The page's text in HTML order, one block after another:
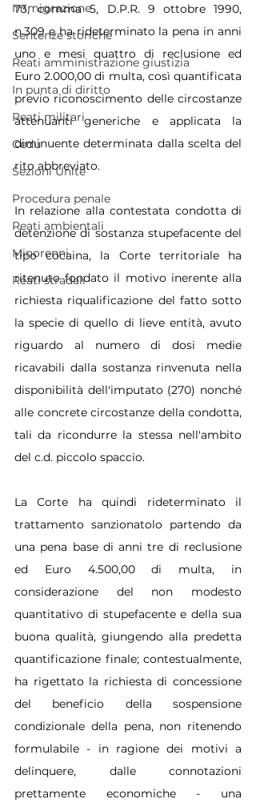
Immigrazione
Sentenze storiche
Reati amministrazione giustizia
In punta di diritto
Reati militari
Cedu
Sezioni Unite
Procedura penale
Reati ambientali
Minorenni
Reati stradali
73, comma 5, D.P.R. 9 ottobre 1990,
n.309 e ha rideterminato la pena in anni
uno e mesi quattro di reclusione ed
Euro 2.000,00 di multa, così quantificata
previo riconoscimento delle circostanze
attenuanti generiche e applicata la
diminuente determinata dalla scelta del
rito abbreviato.
In relazione alla contestata condotta di
detenzione di sostanza stupefacente del
tipo cocaina, la Corte territoriale ha
ritenuto fondato il motivo inerente alla
richiesta riqualificazione del fatto sotto
la specie di quello di lieve entità, avuto
riguardo al numero di dosi medie
ricavabili dalla sostanza rinvenuta nella
disponibilità dell'imputato (270) nonché
alle concrete circostanze della condotta,
tali da ricondurre la stessa nell'ambito
del c.d. piccolo spaccio.
La Corte ha quindi rideterminato il
trattamento sanzionatolo partendo da
una pena base di anni tre di reclusione
ed Euro 4.500,00 di multa, in
considerazione del non modesto
quantitativo di stupefacente e della sua
buona qualità, giungendo alla predetta
quantificazione finale; contestualmente,
ha rigettato la richiesta di concessione
del beneficio della sospensione
condizionale della pena, non ritenendo
formulabile - in ragione dei motivi a
delinquere, dalle connotazioni
prettamente economiche - una